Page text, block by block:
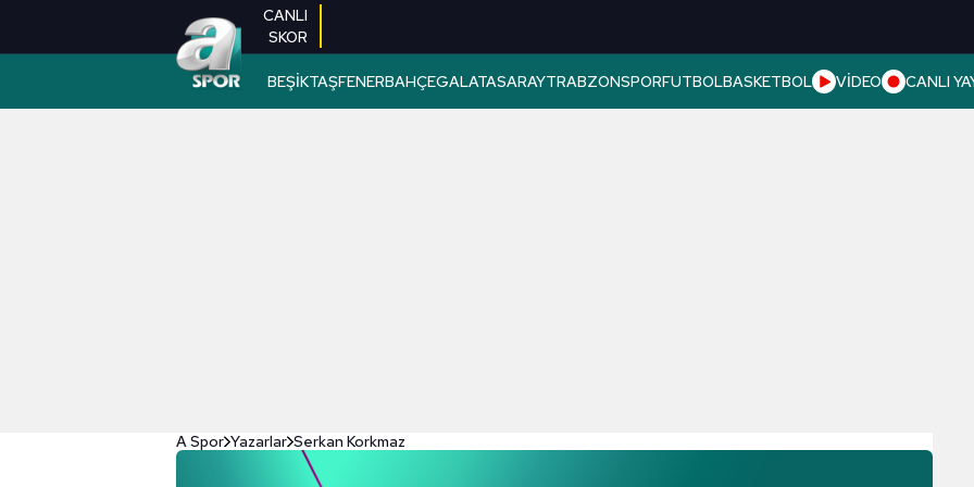
CANLI
SKOR
BEŞİKTAŞFENERBAHÇEGALATASARAYTRABZONSPORFUTBOLBASKETBOL VİDEO CANLI
A Spor Yazarlar Serkan Korkmaz